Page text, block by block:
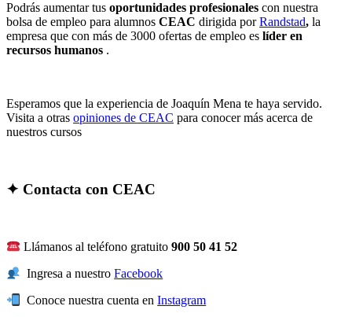
Podrás aumentar tus oportunidades profesionales con nuestra
bolsa de empleo para alumnos CEAC dirigida porRandstad, la
empresa que con más de 3000 ofertas de empleo es líder en
recursos humanos .
Esperamos que la experiencia de Joaquín Mena te haya servido.
Visita a otras opiniones de CEAC para conocer más acerca de
nuestros cursos
✦ Contacta con CEAC
Llámanos al teléfono gratuito 900 50 41 52
Ingresa a nuestroFacebook
Conoce nuestra cuenta enInstagram